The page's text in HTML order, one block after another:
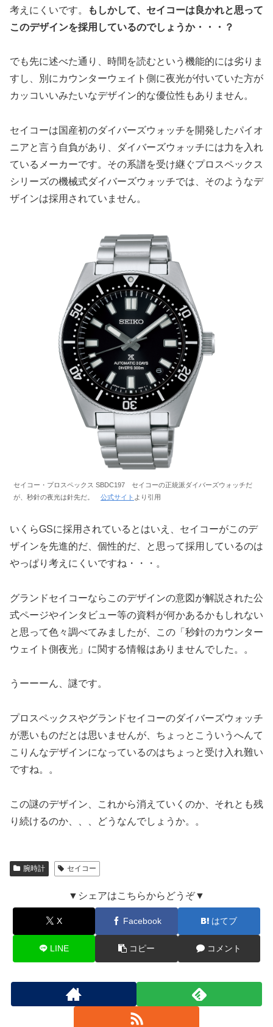
考えにくいです。
もしかして、セイコーは良かれと思って
このデザインを採用しているのでしょうか・・・？
でも先に述べた通り、時間を読むという機能的には劣りま
すし、別にカウンターウェイト側に夜光が付いていた方が
カッコいいみたいなデザイン的な優位性もありません。
セイコーは国産初のダイバーズウォッチを開発したパイオ
ニアと言う自負があり、ダイバーズウォッチには力を入れ
ているメーカーです。その系譜を受け継ぐプロスペックス
シリーズの機械式ダイバーズウォッチでは、そのようなデ
ザインは採用されていません。
セイコー・プロスペックス SBDC197 セイコーの正統派ダイバーズウォッチだ
が、秒針の夜光は針先だ。 公式サイト より引用
いくらGSに採用されているとはいえ、セイコーがこのデ
ザインを先進的だ、個性的だ、と思って採用しているのは
やっぱり考えにくいですね・・・。
グランドセイコーならこのデザインの意図が解説された公
式ページやインタビュー等の資料が何かあるかもしれない
と思って色々調べてみましたが、この「秒針のカウンター
ウェイト側夜光」に関する情報はありませんでした。。
うーーーん、謎です。
プロスペックスやグランドセイコーのダイバーズウォッチ
が悪いものだとは思いませんが、ちょっとこういうへんて
こりんなデザインになっているのはちょっと受け入れ難い
ですね。。
この謎のデザイン、これから消えていくのか、それとも残
り続けるのか、、、どうなんでしょうか。。
腕時計 セイコー
▼シェアはこちらからどうぞ▼
X Facebook はてブ
LINE コピー コメント